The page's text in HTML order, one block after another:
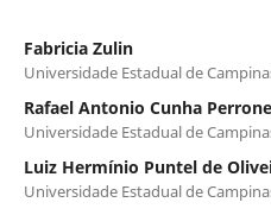
Fabricia Zulin
Universidade Estadual de
Rafael Antonio Cunha Perrone
Universidade Estadual de
Luiz Hermínio Puntel de
Universidade Estadual de